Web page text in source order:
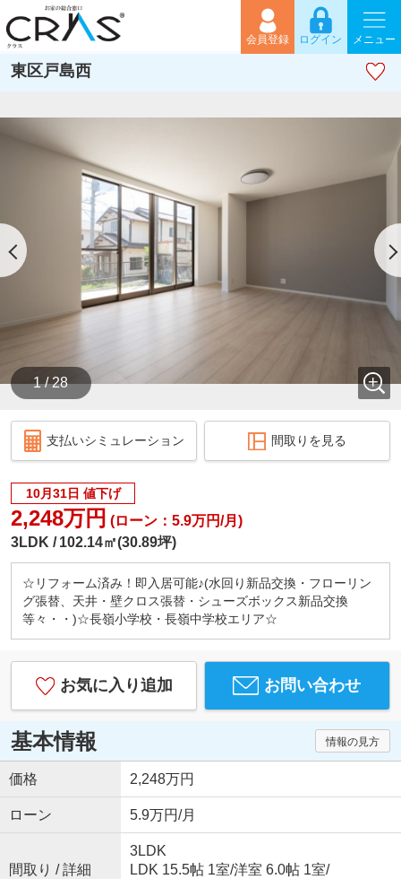
会員登録 ログイン メニュー
東区戸島西
1 / 28
支払いシミュレーション 間取りを見る
10月31日 値下げ
2,248万円 (ローン：5.9万円/月)
3LDK
102.14㎡(30.89坪)
☆リフォーム済み！即入居可能♪(水回り新品交換・フローリン
グ張替、天井・壁クロス張替・シューズボックス新品交換
等々・・)☆長嶺小学校・長嶺中学校エリア☆
お気に入り追加 お問い合わせ
基本情報 情報の見方
価格 2,248万円
ローン 5.9万円/月
間取り / 詳細
3LDK
LDK 15.5帖 1室/洋室 6.0帖 1室/